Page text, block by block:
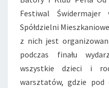
Festiwal Świdermajer
Spółdzielni
z nich jest
podczas finału
wszystkie dzieci i
warsztatów, gdzie